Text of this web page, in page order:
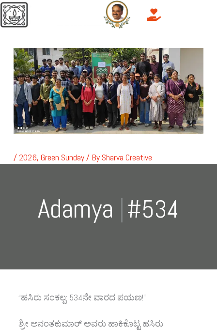
Skip
to
content
/ 2026, Green Sunday/ By Sharva Creative
AdamyaGree|#534
“ಹಸಿರು ಸಂಕಲ್ಪ: 534ನೇ ವಾರದ ಪಯಣ!”
ಶ್ರೀ ಅನಂತಕುಮಾರ್ ಅವರು ಹಾಕಿಕೊಟ್ಟ ಹಸಿರು